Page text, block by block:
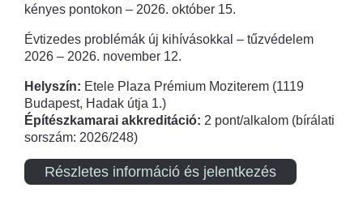
kényes pontokon – 2026. október 15.
Évtizedes problémák új kihívásokkal – tűzvédelem
2026 – 2026. november 12.
Helyszín: Etele Plaza Prémium Moziterem (1119
Budapest, Hadak útja 1.)
Építészkamarai akkreditáció: 2 pont/alkalom (bírálati
sorszám: 2026/248)
Részletes információ és jelentkezés